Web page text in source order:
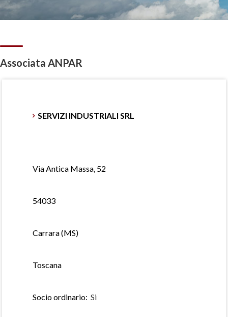
Associata ANPAR
SERVIZI INDUSTRIALI SRL
Via Antica Massa, 52
54033
Carrara (MS)
Toscana
Socio ordinario: Si